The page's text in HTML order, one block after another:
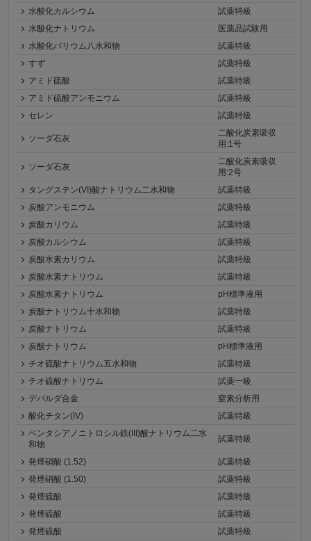
水酸化カルシウム
試薬特級
水酸化ナトリウム
医薬品試験用
水酸化バリウム八水和物
試薬特級
すず
試薬特級
アミド硫酸
試薬特級
アミド硫酸アンモニウム
試薬特級
セレン
試薬特級
ソーダ石灰
二酸化炭素吸収
用:1号
ソーダ石灰
二酸化炭素吸収
用:2号
タングステン(VI)酸ナトリウム二水和物
試薬特級
炭酸アンモニウム
試薬特級
炭酸カリウム
試薬特級
炭酸カルシウム
試薬特級
炭酸水素カリウム
試薬特級
炭酸水素ナトリウム
試薬特級
炭酸水素ナトリウム
pH標準液用
炭酸ナトリウム十水和物
試薬特級
炭酸ナトリウム
試薬特級
炭酸ナトリウム
pH標準液用
チオ硫酸ナトリウム五水和物
試薬特級
チオ硫酸ナトリウム
試薬一級
デバルダ合金
窒素分析用
酸化チタン(IV)
試薬特級
ペンタシアノニトロシル鉄(III)酸ナトリウム二水
和物
試薬特級
発煙硝酸 (1.52)
試薬特級
発煙硝酸 (1.50)
試薬特級
発煙硫酸
試薬特級
発煙硫酸
試薬特級
発煙硫酸
試薬特級